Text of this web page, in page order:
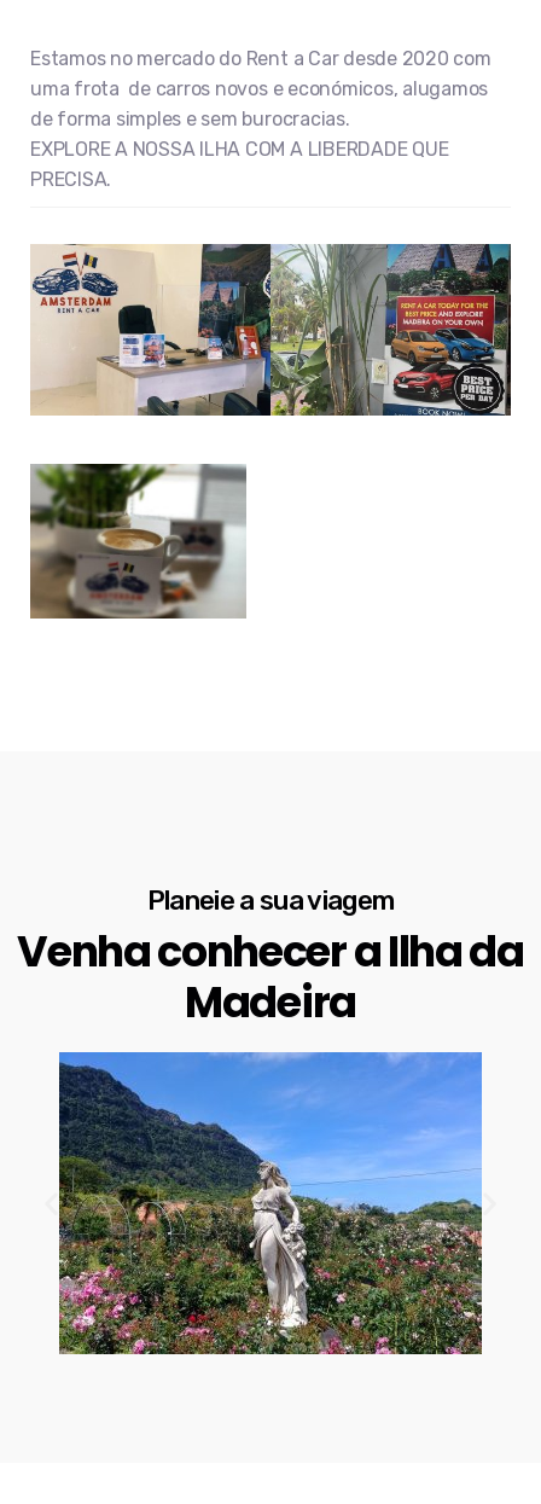
Estamos no mercado do Rent a Car desde 2020 com
uma frota de carros novos e económicos, alugamos
de forma simples e sem burocracias.
EXPLORE A NOSSA ILHA COM A LIBERDADE QUE
PRECISA.
Planeie a sua viagem
Venha conhecer a Ilha da
Madeira